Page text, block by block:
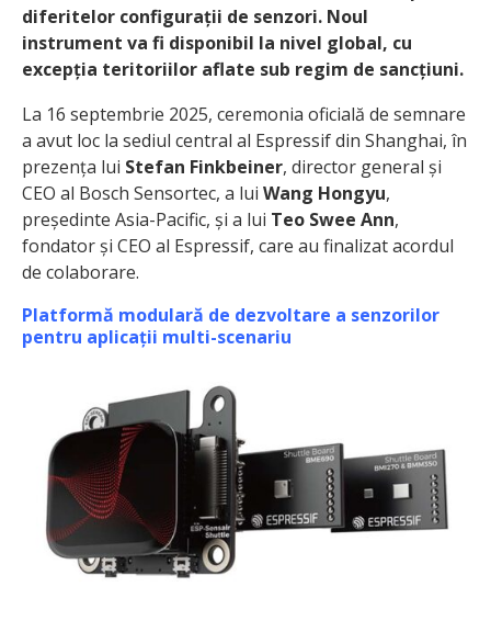
diferitelor configurații de senzori. Noul
instrument va fi disponibil la nivel global, cu
excepția teritoriilor aflate sub regim de sancțiuni.
La 16 septembrie 2025, ceremonia oficială de semnare
a avut loc la sediul central al Espressif din Shanghai, în
prezența lui Stefan Finkbeiner, director general și
CEO al Bosch Sensortec, a lui Wang Hongyu,
președinte Asia-Pacific, și a lui Teo Swee Ann,
fondator și CEO al Espressif, care au finalizat acordul
de colaborare.
Platformă modulară de dezvoltare a senzorilor
pentru aplicații multi-scenariu